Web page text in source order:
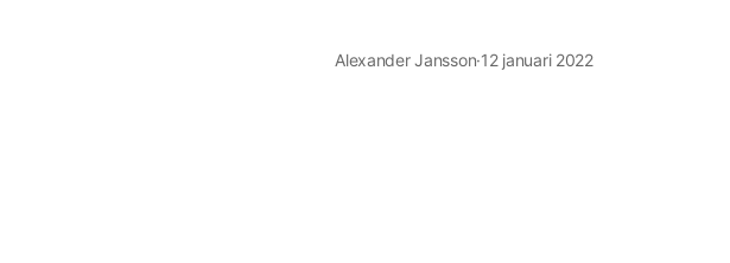
Alexander Jansson·12 januari 2022